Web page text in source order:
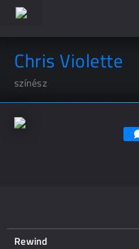
Chris Violette
színész
Rewind